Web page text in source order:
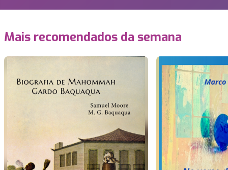
Mais recomendados da semana